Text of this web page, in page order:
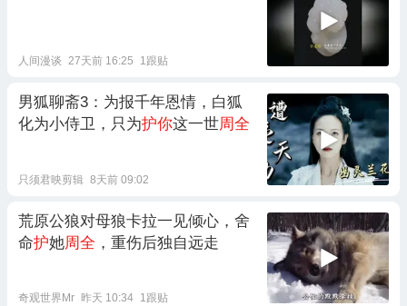
人间漫谈 27天前 16:25 1跟贴
男狐聊斋3：为报千年恩情，白狐
化为小侍卫，只为护你这一世周全
只须君映剪辑 8天前 09:02
荒原公狼对母狼卡拉一见倾心，舍
命护她周全 ，重伤后独自远走
奇观世界Mr 昨天 10:34 1跟贴